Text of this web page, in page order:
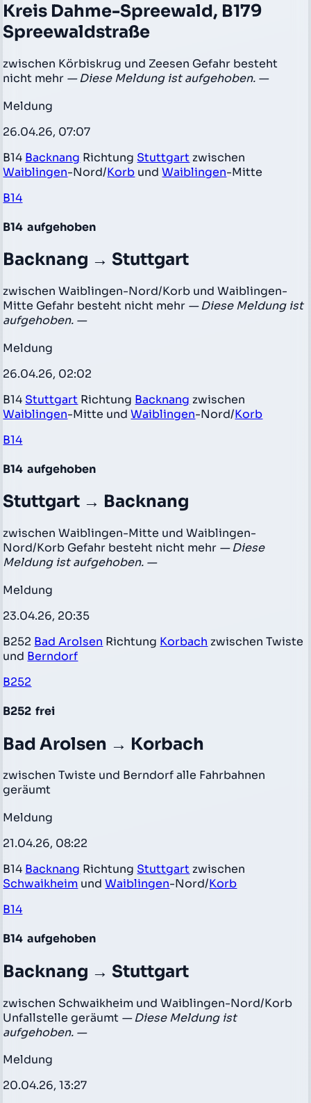
Kreis Dahme-Spreewald, B179
Spreewaldstraße
zwischen Körbiskrug und Zeesen Gefahr besteht
nicht mehr — Diese Meldung ist aufgehoben. —
Meldung
26.04.26, 07:07
B14 Backnang Richtung Stuttgart zwischen
Waiblingen-Nord/Korb undWaiblingen-Mitte
B14
B14 aufgehoben
Backnang → Stuttgart
zwischen Waiblingen-Nord/Korb und Waiblingen-
Mitte Gefahr besteht nicht mehr — Diese Meldung ist
aufgehoben. —
Meldung
26.04.26, 02:02
B14 Stuttgart Richtung Backnang zwischen
Waiblingen-Mitte undWaiblingen-Nord/Korb
B14
B14 aufgehoben
Stuttgart → Backnang
zwischen Waiblingen-Mitte und Waiblingen-
Nord/Korb Gefahr besteht nicht mehr — Diese
Meldung ist aufgehoben. —
Meldung
23.04.26, 20:35
B252 Bad Arolsen Richtung Korbach zwischen Twiste
und Berndorf
B252
B252 frei
Bad Arolsen → Korbach
zwischen Twiste und Berndorf alle Fahrbahnen
geräumt
Meldung
21.04.26, 08:22
B14 Backnang Richtung Stuttgart zwischen
Schwaikheim undWaiblingen-Nord/Korb
B14
B14 aufgehoben
Backnang → Stuttgart
zwischen Schwaikheim und Waiblingen-Nord/Korb
Unfallstelle geräumt — Diese Meldung ist
aufgehoben. —
Meldung
20.04.26, 13:27